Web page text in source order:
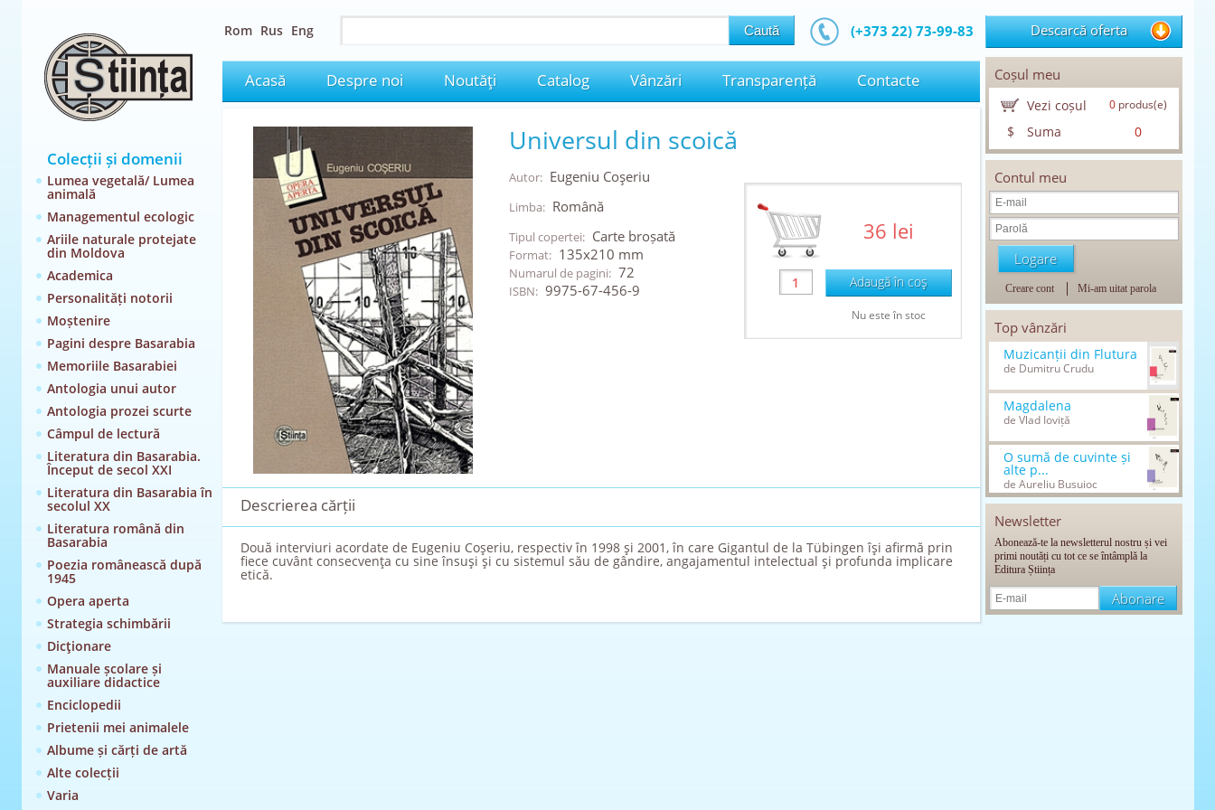
Colecții și domenii
Lumea vegetală/ Lumea
animală
Managementul ecologic
Ariile naturale protejate
din Moldova
Academica
Personalități notorii
Moștenire
Pagini despre Basarabia
Memoriile Basarabiei
Antologia unui autor
Antologia prozei scurte
Câmpul de lectură
Literatura din Basarabia.
Început de secol XXI
Literatura din Basarabia în
secolul XX
Literatura română din
Basarabia
Poezia românească după
1945
Opera aperta
Strategia schimbării
Dicţionare
Manuale școlare și
auxiliare didactice
Enciclopedii
Prietenii mei animalele
Albume și cărți de artă
Alte colecții
Varia
Rom Rus Eng (+373 22) 73-99-83
Acasă Despre noi Noutăţi Catalog Vânzări Transparență Contacte
Universul din scoică
Autor: Eugeniu Coşeriu
Limba: Română
Tipul copertei: Carte broșată
Format: 135x210 mm
Numarul de pagini: 72
ISBN: 9975-67-456-9
36 lei
Adaugă în coş
Nu este în stoc
Descrierea cărții
Două interviuri acordate de Eugeniu Coşeriu, respectiv în 1998 şi 2001, în care Gigantul de la Tübingen îşi afirmă prin
fiece cuvânt consecvenţa cu sine însuşi şi cu sistemul său de gândire, angajamentul intelectual şi profunda implicare
etică.
Descarcă oferta
Coșul meu
Vezi coșul 0produs(e)
$ Suma 0
Contul meu
Creare cont Mi-am uitat parola
Top vânzări
Muzicanții din Flutura
de Dumitru Crudu
Magdalena
de Vlad Ioviță
O sumă de cuvinte și
alte p...
de Aureliu Busuioc
Newsletter
Abonează-te la newsletterul nostru și vei
primi noutăți cu tot ce se întâmplă la
Editura Știința